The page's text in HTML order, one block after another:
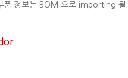
품 정보는 BOM 으로 importing